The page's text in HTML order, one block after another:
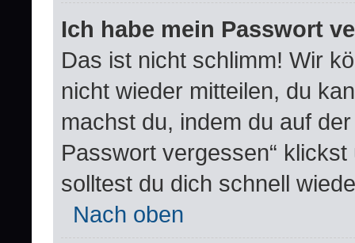
Ich habe mein Passwort
Das ist nicht schlimm! Wir
nicht wieder mitteilen, du
machst du, indem du auf
Passwort vergessen“
solltest du dich schnell
Nach oben